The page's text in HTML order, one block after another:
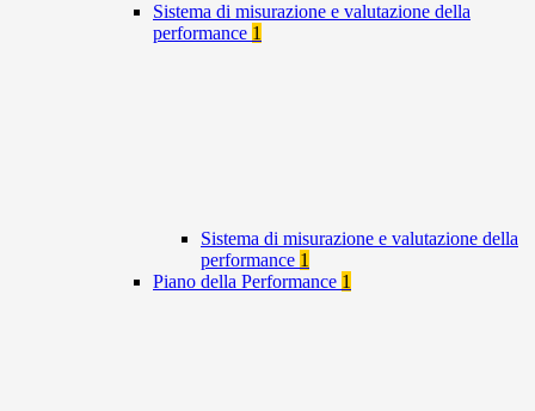
Sistema di misurazione e valutazione della
performance 1
Sistema di misurazione e valutazione della
performance 1
Piano della Performance 1